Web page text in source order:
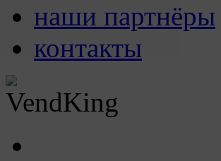
наши партнёры
контакты